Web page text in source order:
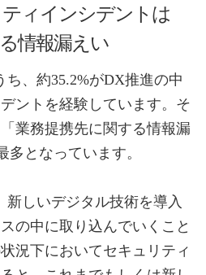
ィインシデントは
情報漏えい
、約35.2%がDX推進の中
ントを経験しています。そ
業務提携先に関する情報漏
多となっています。
しいデジタル技術を導入
の中に取り込んでいくこと
況下においてセキュリティ